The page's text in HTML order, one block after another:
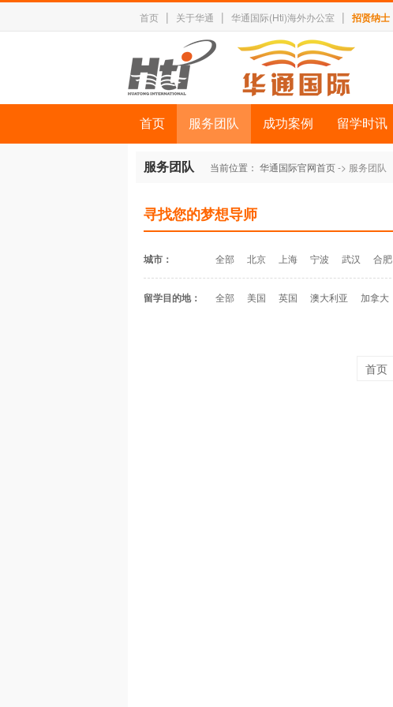
首页 | 关于华通 | 华通国际(Hti)海外办公室 | 招贤纳士
首页 服务团队 成功案例 留学时讯
服务团队 当前位置： 华通国际官网首页-> 服务团队
寻找您的梦想导师
城市： 全部 北京 上海 宁波 武汉 合肥
留学目的地： 全部 美国 英国 澳大利亚 加拿大
首页